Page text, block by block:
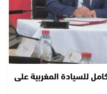
للسيادة المغربية على